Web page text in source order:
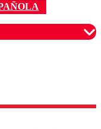
garantizar un